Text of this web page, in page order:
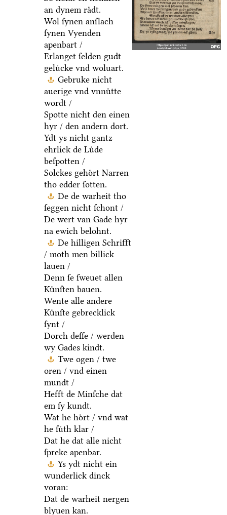
an dynem raͤdt.
Wol ſynen anſlach
ſynen Vyenden
apenbart /
Erlanget ſelden gudt
geluͤcke vnd woluart.
Gebruke nicht
auerige vnd vnnuͤtte
wordt /
Spotte nicht den einen
hyr / den andern dort.
Ydt ys nicht gantz
ehrlick de Luͤde
beſpotten /
Solckes gehoͤrt Narren
tho edder ſotten.
De de warheit tho
ſeggen nicht ſchont /
De wert van Gade hyr
na ewich belohnt.
De hilligen Schrifft
/ moth men billick
lauen /
Denn ſe ſweuet allen
Kuͤnſten bauen.
Wente alle andere
Kuͤnſte gebrecklick
ſynt /
Dorch deſſe / werden
wy Gades kindt.
Twe ogen / twe
oren / vnd einen
mundt /
Hefft de Minſche dat
em ſy kundt.
Wat he hoͤrt / vnd wat
he ſuͤth klar /
Dat he dat alle nicht
ſpreke apenbar.
Ys ydt nicht ein
wunderlick dinck
voran:
Dat de warheit nergen
blyuen kan.